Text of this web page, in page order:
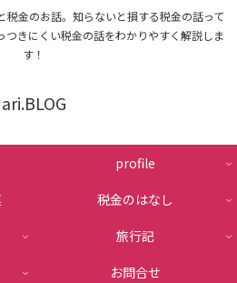
税金のお話。知らないと損する税金の話って
つきにくい税金の話をわかりやすく解説しま
す！
ari.BLOG
profile
税金のはなし
旅行記
お問合せ